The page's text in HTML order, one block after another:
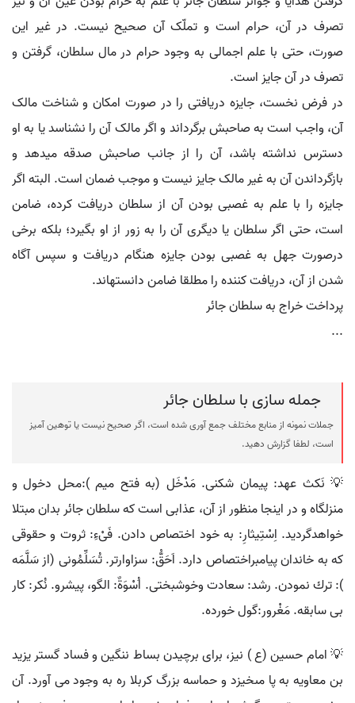
تصرف در آن، حرام است و تملّک آن صحیح نیست. در غیر این
صورت، حتی با علم اجمالی به وجود حرام در مال سلطان، گرفتن و
تصرف در آن جایز است.
در فرض نخست، جایزه دریافتی را در صورت امکان و شناخت مالک
آن، واجب است به صاحبش برگرداند و اگر مالک آن را نشناسد یا به او
دسترس نداشته باشد، آن را از جانب صاحبش صدقه می‏دهد و
بازگرداندن آن به غیر مالک جایز نیست و موجب ضمان است. البته اگر
جایزه را با علم به غصبی بودن آن از سلطان دریافت کرده، ضامن
است، حتی اگر سلطان یا دیگری آن را به زور از او بگیرد؛ بلکه برخی‏
درصورت جهل به غصبی بودن جایزه هنگام دریافت و سپس آگاه
شدن از آن، دریافت کننده را مطلقا ضامن دانسته‏اند.
پرداخت خراج به سلطان جائر
...
جمله سازی با سلطان جائر
جملات نمونه از منابع مختلف جمع آوری شده است، اگر صحیح نیست یا توهین آمیز
است، لطفا گزارش دهید.
💡 نَكث عهد: پيمان شكنى. مَدْخَل (به فتح ميم ):محل دخول و
منزلگاه و در اينجا منظور از آن، عذابى است كه سلطان جائر بدان مبتلا
خواهدگرديد. اِسْتِيثارِ: به خود اختصاص دادن. فَىْءِ: ثروت و حقوقى
كه به خاندان پيامبراختصاص دارد. اَحَقُّ: سزاوارتر. تُسَلِّمُونى (از سَلَّمَه
): ترك نمودن. رشد: سعادت وخوشبختى. اُسْوَةٌ: الگو، پيشرو. نُكر: كار
بى سابقه. مَغْرور:گول خورده.
💡 امام حسين (ع ) نيز، براى برچيدن بساط ننگين و فساد گستر يزيد
بن معاويه به پا مىخيزد و حماسه بزرگ كربلا ره به وجود مى آورد. آن